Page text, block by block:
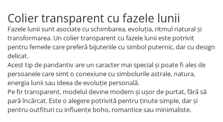
Colier transparent cu fazele lunii
Fazele lunii sunt asociate cu schimbarea, evoluția, ritmul natural și
transformarea. Un colier transparent cu fazele lunii este potrivit
pentru femeile care preferă bijuteriile cu simbol puternic, dar cu design
delicat.
Acest tip de pandantiv are un caracter mai special și poate fi ales de
persoanele care simt o conexiune cu simbolurile astrale, natura,
energia lunii sau ideea de evoluție personală.
Pe fir transparent, modelul devine modern și ușor de purtat, fără să
pară încărcat. Este o alegere potrivită pentru ținute simple, dar și
pentru outfituri cu influențe boho, romantice sau minimaliste.